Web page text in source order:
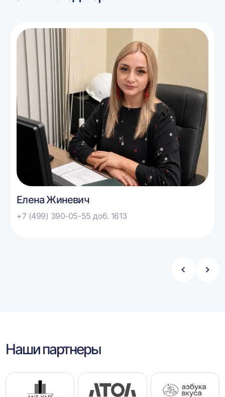
Елена Жиневич
+7 (499) 390-05-55 доб. 1613
Стрелка
Наши партнеры